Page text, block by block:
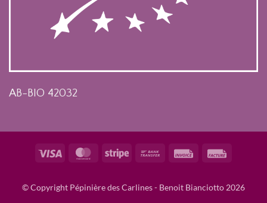
AB-BIO 42032
Visa MasterCardStripe
Bank
Invoice
© Copyright Pépinière des Carlines - Benoit Bianciotto 2026